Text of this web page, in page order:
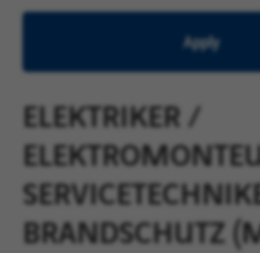
Apply
ELEKTRIKER /
BRANDSCHUTZ